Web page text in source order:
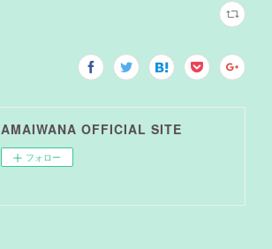
AMAIWANA OFFICIAL SITE
フォロー